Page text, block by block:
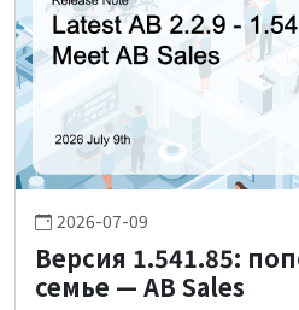
2026-07-09
Версия 1.541.85:
семье — AB Sales